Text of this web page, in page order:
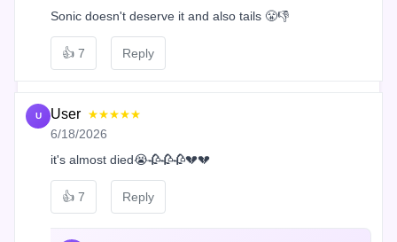
Sonic doesn't deserve it and also tails 😤👎
👍 7 Reply
U User ★★★★★
6/18/2026
it's almost died😭🥀🥀🥀💔💔
👍 7 Reply